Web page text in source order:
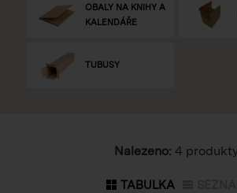
OBALY NA KNIHY A
KALENDÁŘE
TUBUSY
Nalezeno: 4
TABULKA